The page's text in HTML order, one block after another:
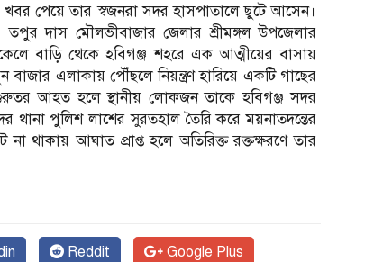
পেয়ে তার স্বজনরা সদর হাসপাতালে ছুটে আসেন।
তপুর দাস মৌলভীবাজার জেলার শ্রীমঙ্গল উপজেলার
বাড়ি থেকে হবিগঞ্জ শহরে এক আত্মীয়ের বাসায়
এলাকায় পৌঁছলে নিয়ন্ত্রণ হারিয়ে একটি গাছের
আহত হলে স্থানীয় লোকজন তাকে হবিগঞ্জ সদর
পুলিশ লাশের সুরতহাল তৈরি করে ময়নাতদন্তের
থাকায় আঘাত প্রাপ্ত হলে অতিরিক্ত রক্তক্ষরণে তার
Reddit Google Plus